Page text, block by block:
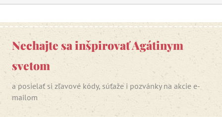
Nechajte sa inšpirovať Agátinym
svetom
a posielať si zľavové kódy, súťaže i pozvánky na akcie e-
mailom